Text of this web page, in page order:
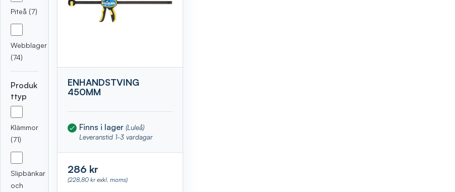
Piteå (7)
Webblager
(74)
Produk
ttyp
Klämmor
(71)
Slipbänkar
och
ENHANDSTVING
450MM
Finns i lager(Luleå)
Leveranstid 1-3 vardagar
286 kr
(228,80 kr exkl. moms)